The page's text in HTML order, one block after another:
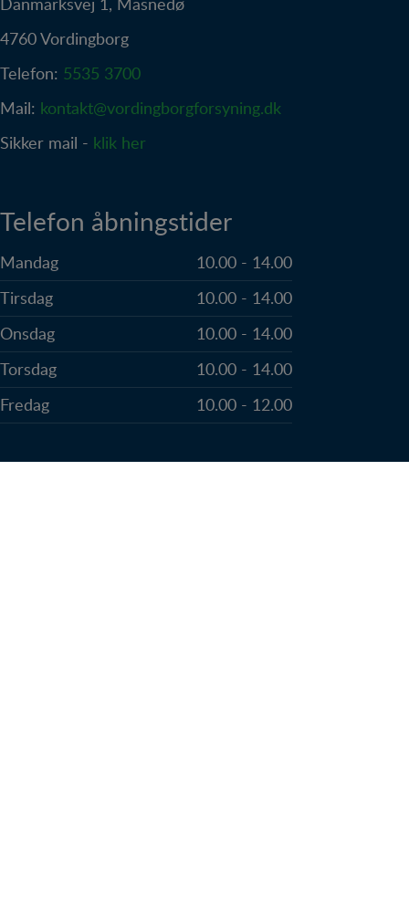
4760 Vordingborg
Telefon: 5535 3700
Mail: kontakt@vordingborgforsyning.dk
Sikker mail - klik her
Telefon åbningstider
Mandag
10.00 - 14.00
Tirsdag
10.00 - 14.00
Onsdag
10.00 - 14.00
Torsdag
10.00 - 14.00
Fredag
10.00 - 12.00